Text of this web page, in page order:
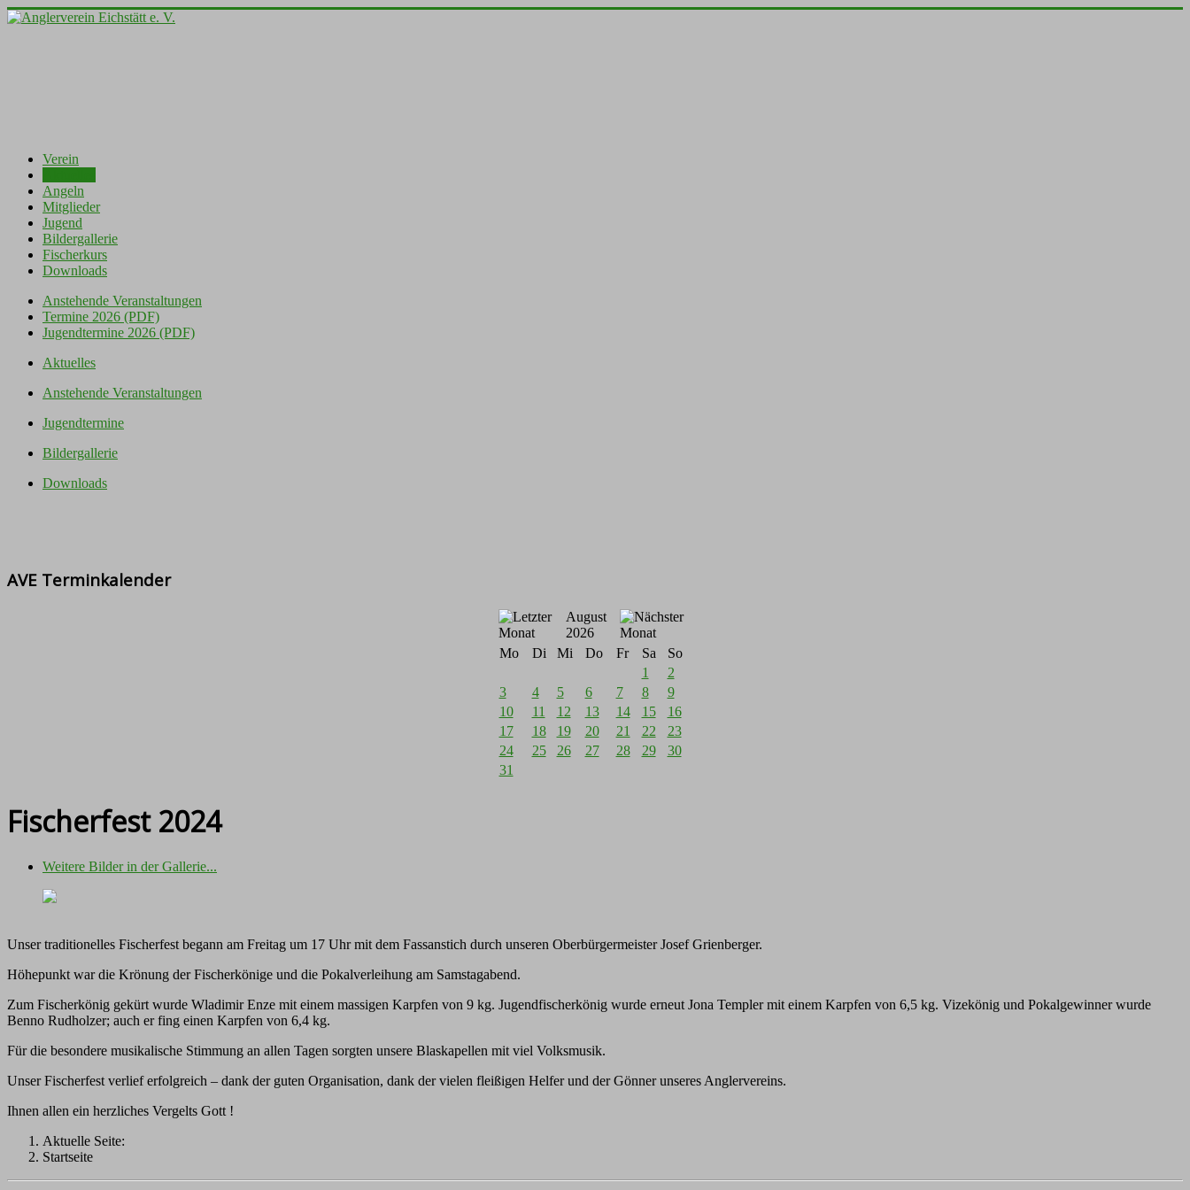
Verein
Angeln
Mitglieder
Jugend
Bildergallerie
Fischerkurs
Downloads
Anstehende Veranstaltungen
Termine 2026 (PDF)
Jugendtermine 2026 (PDF)
Aktuelles
Anstehende Veranstaltungen
Jugendtermine
Bildergallerie
Downloads
AVE Terminkalender
August
2026
Mo
Di Mi Do Fr Sa
So
1
2
3
4 5 6 7 8
9
10
11 12 13 14 15
16
17
18 19 20 21 22
23
24
25 26 27 28 29
30
31
Fischerfest 2024
Weitere Bilder in der Gallerie...
Unser traditionelles Fischerfest begann am Freitag um 17 Uhr mit dem Fassanstich durch unseren Oberbürgermeister Josef Grienberger.
Höhepunkt war die Krönung der Fischerkönige und die Pokalverleihung am Samstagabend.
Zum Fischerkönig gekürt wurde Wladimir Enze mit einem massigen Karpfen von 9 kg. Jugendfischerkönig wurde erneut Jona Templer mit einem Karpfen von 6,5 kg. Vizekönig und Pokalgewinner wurde
Benno Rudholzer; auch er fing einen Karpfen von 6,4 kg.
Für die besondere musikalische Stimmung an allen Tagen sorgten unsere Blaskapellen mit viel Volksmusik.
Unser Fischerfest verlief erfolgreich – dank der guten Organisation, dank der vielen fleißigen Helfer und der Gönner unseres Anglervereins.
Ihnen allen ein herzliches Vergelts Gott !
Aktuelle Seite:
Startseite